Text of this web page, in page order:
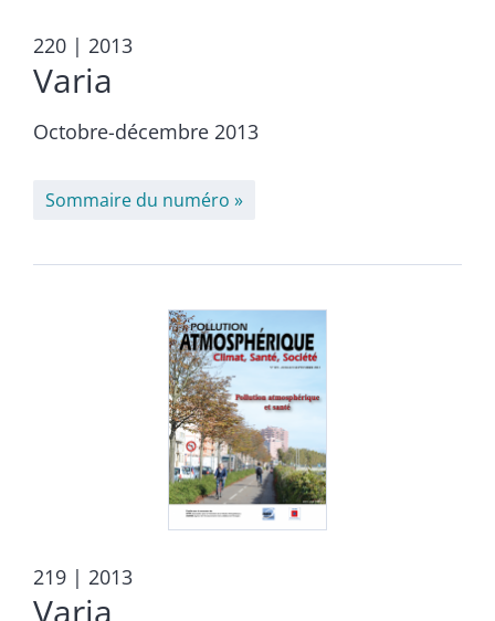
220 | 2013
Varia
Octobre-décembre 2013
Sommaire du numéro
219 | 2013